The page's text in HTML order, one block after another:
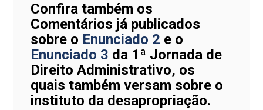
Confira também os
Comentários já publicados
sobre o Enunciado 2 e o
Enunciado 3 da 1ª Jornada de
Direito Administrativo, os
quais também versam sobre o
instituto da desapropriação.